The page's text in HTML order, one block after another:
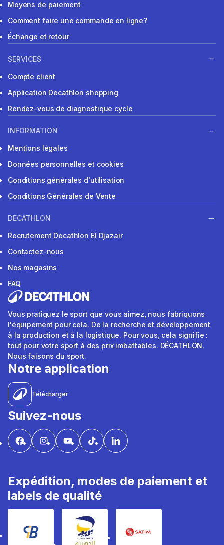
Moyens de paiement
Comment faire une commande en ligne?
Échange et retour
SERVICES
Compte client
Application Decathlon shopping
Rendez-vous de diagnostique cycle
INFORMATION
Mentions légales
Données personnelles et cookies
Conditions générales d'utilisation
Conditions Générales de Vente
DECATHLON
Recrutement Decathlon El Djazair
Contactez-nous
Nos magasins
FAQ
Vous pratiquez le sport que vous aimez, nous fabriquons
l'équipement pour cela. De la recherche et développement
à la production et à la logistique. Pour vous, cela signifie :
tout pour votre sport à des prix imbattables. DÉCATHLON.
Nous faisons du sport.
Notre application
Télécharger
Suivez-nous
Expédition, modes de paiement et
labels de qualité